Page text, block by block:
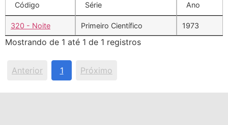
Código
Série Ano
320 - Noite Primeiro Científico 1973
Mostrando de 1 até 1 de 1 registros
Anterior 1 Próximo